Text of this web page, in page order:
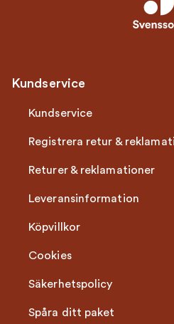
Kundservice
Kundservice
Registrera retur &
Returer & reklamationer
Leveransinformation
Köpvillkor
Cookies
Säkerhetspolicy
Spåra ditt paket